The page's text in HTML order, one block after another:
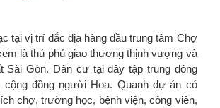
tại vị trí đắc địa hàng đầu trung tâm Chợ
là thủ phủ giao thương thịnh vượng và
Sài Gòn. Dân cư tại đây tập trung đông
cộng đồng người Hoa. Quanh dự án có
chợ, trường học, bệnh viện, công viên,